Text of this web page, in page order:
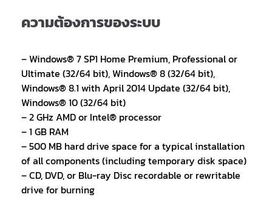
ความต้องการของระบบ
– Windows® 7 SP1 Home Premium, Professional or
Ultimate (32/64 bit), Windows® 8 (32/64 bit),
Windows® 8.1 with April 2014 Update (32/64 bit),
Windows® 10 (32/64 bit)
– 2 GHz AMD or Intel® processor
– 1 GB RAM
– 500 MB hard drive space for a typical installation
of all components (including temporary disk space)
– CD, DVD, or Blu-ray Disc recordable or rewritable
drive for burning